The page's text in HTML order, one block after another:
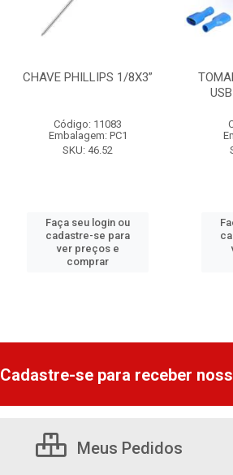
CHAVE PHILLIPS 1/8X3”
Código: 11083
Embalagem: PC1
SKU: 46.52
Faça seu login ou
cadastre-se para
ver preços e
comprar
Cadastre-se para receber
Meus Pedidos